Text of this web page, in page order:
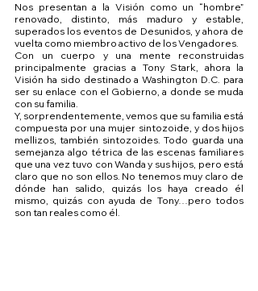
Nos presentan a la Visión como un “hombre”
renovado, distinto, más maduro y estable,
superados los eventos de Desunidos, y ahora de
vuelta como miembro activo de los Vengadores.
Con un cuerpo y una mente reconstruidas
principalmente gracias a Tony Stark, ahora la
Visión ha sido destinado a Washington D.C. para
ser su enlace con el Gobierno, a donde se muda
con su familia.
Y, sorprendentemente, vemos que su familia está
compuesta por una mujer sintozoide, y dos hijos
mellizos, también sintozoides. Todo guarda una
semejanza algo tétrica de las escenas familiares
que una vez tuvo con Wanda y sus hijos, pero está
claro que no son ellos. No tenemos muy claro de
dónde han salido, quizás los haya creado él
mismo, quizás con ayuda de Tony…pero todos
son tan reales como él.